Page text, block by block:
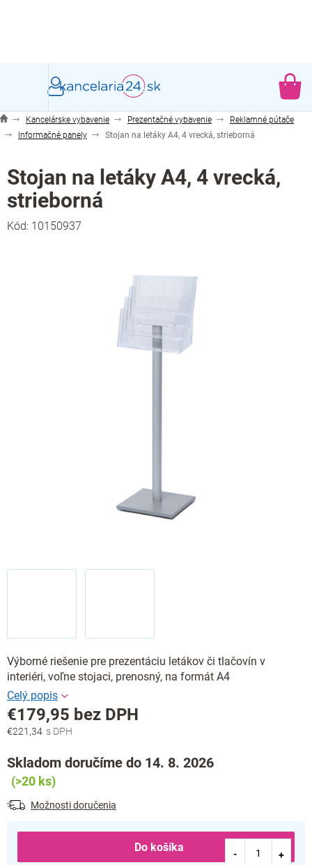
Kancelárske vybavenie Prezentačné vybavenie
Reklamné pútače
Informačné panely
Stojan na letáky A4, 4 vrecká, strieborná
Stojan na letáky A4, 4 vrecká,
strieborná
Kód: 10150937
Výborné riešenie pre prezentáciu letákov či tlačovín v
interiéri, voľne stojaci, prenosný, na formát A4
€221,34
€179,95 bez DPH
Jednotková
Skladom doručíme do 14. 8. 2026
(>20 ks)
Možnosti doručenia
Do košíka